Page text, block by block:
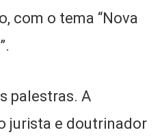
com o tema “Nova
palestras. A
jurista e doutrinador